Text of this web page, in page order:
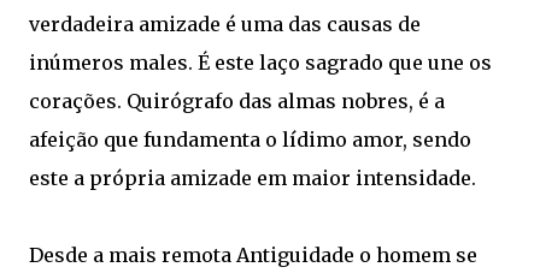
verdadeira amizade é uma das causas de
inúmeros males. É este laço sagrado que une os
corações. Quirógrafo das almas nobres, é a
afeição que fundamenta o lídimo amor, sendo
este a própria amizade em maior intensidade.
Desde a mais remota Antiguidade o homem se